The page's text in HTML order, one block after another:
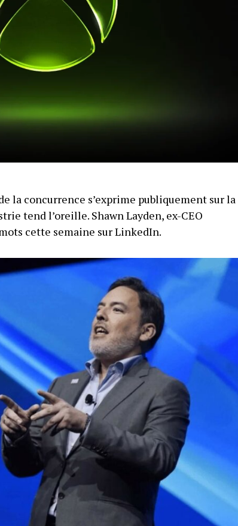
la concurrence s’exprime publiquement sur la
tend l’oreille. Shawn Layden, ex-CEO
cette semaine sur LinkedIn.